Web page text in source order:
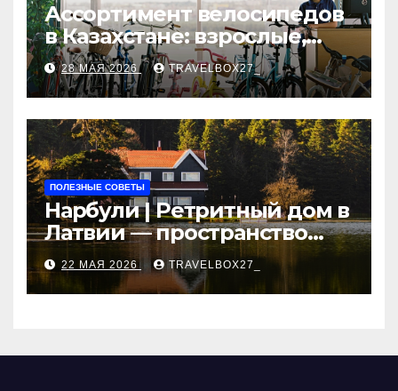
Ассортимент велосипедов
в Казахстане: взрослые,
детские и городские
модели, ценовые
категории и варианты
рассрочки
28 МАЯ 2026 TRAVELBOX27_
ПОЛЕЗНЫЕ СОВЕТЫ
Нарбули | Ретритный дом в
Латвии — пространство
для саморазвития и
восстановления
22 МАЯ 2026 TRAVELBOX27_